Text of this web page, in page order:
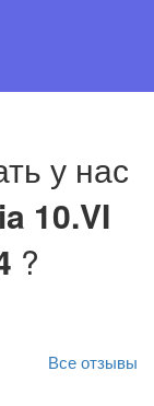
у нас
10.VI
?
Все отзывы